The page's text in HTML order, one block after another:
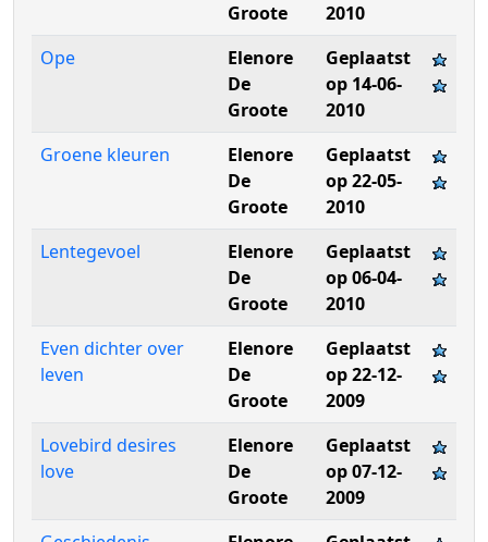
Groote
2010
Ope
Elenore
De
Groote
Geplaatst
op 14-06-
2010
Groene kleuren
Elenore
De
Groote
Geplaatst
op 22-05-
2010
Lentegevoel
Elenore
De
Groote
Geplaatst
op 06-04-
2010
Even dichter over
leven
Elenore
De
Groote
Geplaatst
op 22-12-
2009
Lovebird desires
love
Elenore
De
Groote
Geplaatst
op 07-12-
2009